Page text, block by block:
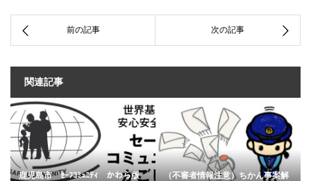
関連記事
鹿児島市 ｾｰﾌｺﾐｭﾆﾃｨ かわら版
（不審者情報注意）ちかん事案解